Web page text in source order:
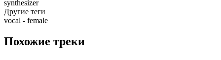
synthesizer
Другие теги
vocal - female
Похожие треки